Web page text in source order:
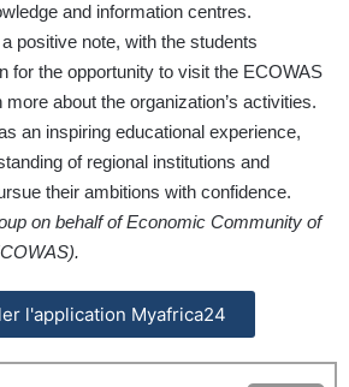
and information centres.
positive note, with the students
for the opportunity to visit the ECOWAS
about the organization’s activities.
an inspiring educational experience,
of regional institutions and
their ambitions with confidence.
on behalf of Economic Community of
l'application Myafrica24